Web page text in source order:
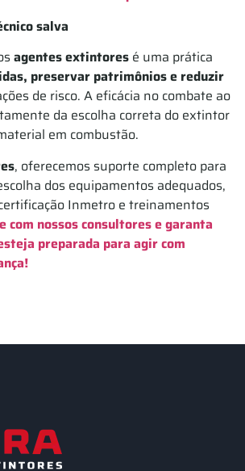
salva
agentes extintores é uma prática
preservar patrimônios e reduzir
de risco. A eficácia no combate ao
da escolha correta do extintor
em combustão.
, oferecemos suporte completo para
dos equipamentos adequados,
Inmetro e treinamentos
com nossos consultores e garanta
preparada para agir com